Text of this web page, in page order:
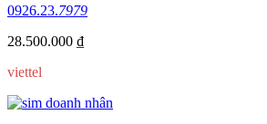
0926.23.7979
28.500.000 ₫
viettel